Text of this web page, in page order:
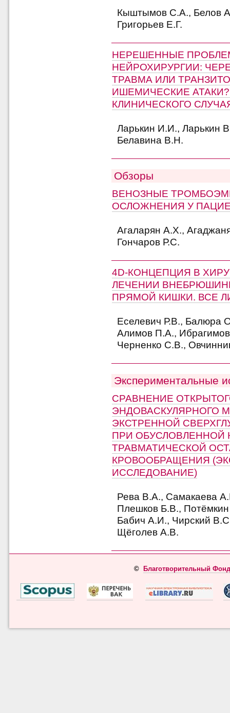
Кыштымов С.А., Белов
Григорьев Е.Г.
НЕРЕШЕННЫЕ
НЕЙРОХИРУРГИИ:
ТРАВМА ИЛИ
ИШЕМИЧЕСКИЕ
КЛИНИЧЕСКОГО
Ларькин И.И., Ларькин
Белавина В.Н.
Обзоры
ВЕНОЗНЫЕ
ОСЛОЖНЕНИЯ У
Агаларян А.Х.,
Гончаров Р.С.
4D-КОНЦЕПЦИЯ В
ЛЕЧЕНИИ
ПРЯМОЙ КИШКИ. ВСЕ
Еселевич Р.В., Балюра
Алимов П.А.,
Черненко С.В.,
Экспериментальные
СРАВНЕНИЕ
ЭНДОВАСКУЛЯРНОГО
ЭКСТРЕННОЙ
ПРИ ОБУСЛОВЛЕННОЙ
ТРАВМАТИЧЕСКОЙ
КРОВООБРАЩЕНИЯ
ИССЛЕДОВАНИЕ)
Рева В.А., Самакаева
Плешков Б.В.,
Бабич А.И., Чирский
Щёголев А.В.
© Благотворительный